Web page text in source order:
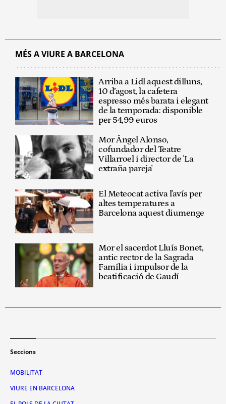
MÉS A VIURE A BARCELONA
Arriba a Lidl aquest dilluns,
10 d’agost, la cafetera
espresso més barata i elegant
de la temporada: disponible
per 54,99 euros
Mor Ángel Alonso,
cofundador del Teatre
Villarroel i director de 'La
extraña pareja'
El Meteocat activa l'avís per
altes temperatures a
Barcelona aquest diumenge
Mor el sacerdot Lluís Bonet,
antic rector de la Sagrada
Família i impulsor de la
beatificació de Gaudí
Seccions
MOBILITAT
VIURE EN BARCELONA